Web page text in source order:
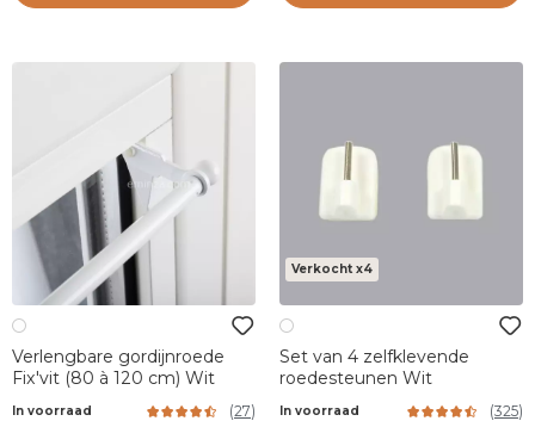
Verlengbare gordijnroede
Fix'vit (80 à 120 cm) Wit
In voorraad (27)
Verkocht x4
Set van 4 zelfklevende
roedesteunen Wit
In voorraad (325)